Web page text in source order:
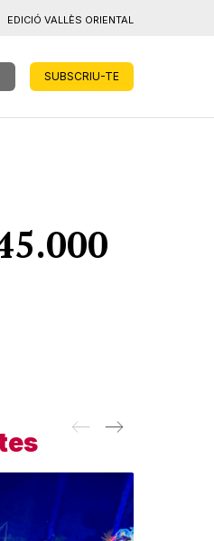
EDICIÓ VALLÈS ORIENTAL
SUBSCRIU-TE